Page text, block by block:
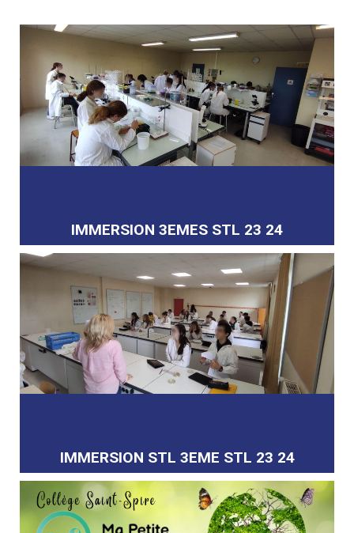
IMMERSION 3EMES STL 23 24
IMMERSION STL 3EME STL 23 24